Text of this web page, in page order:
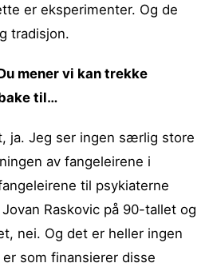
er eksperimenter. Og de
tradisjon.
mener vi kan trekke
til…
ja. Jeg ser ingen særlig store
av fangeleirene i
til psykiaterne
Raskovic på 90-tallet og
nei. Og det er heller ingen
som finansierer disse